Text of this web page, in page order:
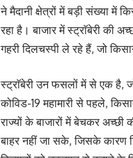
ने मैदानी क्षेत्रों में बड़ी संख्या में
रहा है। बाजार में स्ट्राॅबेरी की
गहरी दिलचस्पी ले रहे हैं, जो
स्ट्राॅबेरी उन फसलों में से एक है,
कोविड-19 महामारी से पहले,
राज्यों के बाजारों में बेचकर
बाहर नहीं जा सके, जिसके कारण